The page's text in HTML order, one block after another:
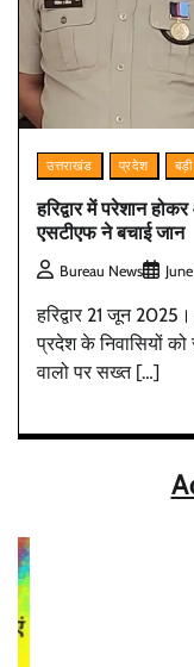
उत्तराखंड प्रदेश
हरिद्वार में परेशान
एसटीएफ ने बचाई जान
Bureau News
हरिद्वार 21 जून
प्रदेश के निवासियों को
वालो पर सख्त […]